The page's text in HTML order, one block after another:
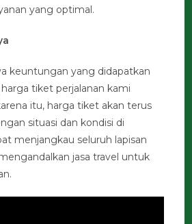
yang optimal.
keuntungan yang didapatkan
tiket perjalanan kami
itu, harga tiket akan terus
situasi dan kondisi di
menjangkau seluruh lapisan
jasa travel untuk